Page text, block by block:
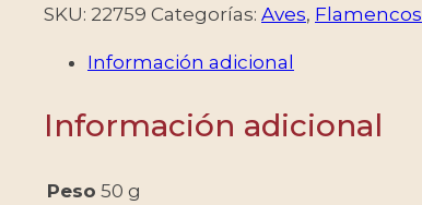
-
2727/36
SKU: 22759 Categorías: Aves, Flamencos
Información adicional
Información adicional
Peso 50 g